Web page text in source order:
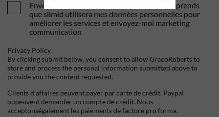
Envoyez-moi vos offres et actualités. Je comprends
que silmid utilisera mes données personnelles pour
améliorer les services et envoyez-moi marketing
communication
Privacy Policy
By clicking submit below, you consent to allow GracoRoberts to
store and process the personal information submitted above to
provide you the content requested.
Clients d'affaires peuvent payer par carte de crédit, Paypal
oupeuvent demander un compte de crédit. Nous
acceptonségalement les paiements de facture pro forma.